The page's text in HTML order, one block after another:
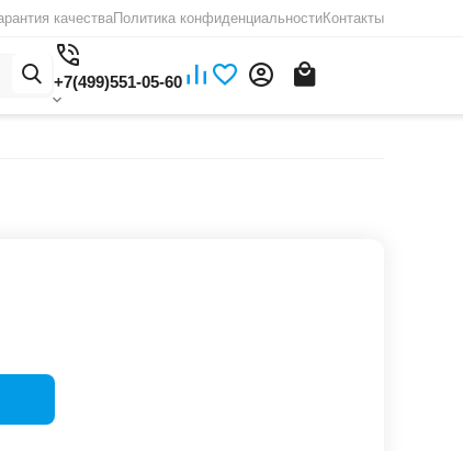
качестваПолитика конфиденциальностиКонтакты
+7(499)551-05-60